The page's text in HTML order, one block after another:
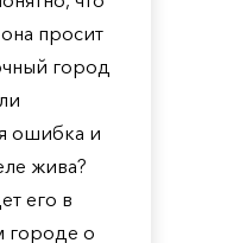
просит
город
ошибка и
жива?
его в
городе о